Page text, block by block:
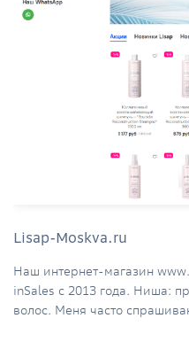
Lisap-Moskva.ru
Наш интернет-магазин
inSales c 2013 года. Ниша:
волос. Меня часто